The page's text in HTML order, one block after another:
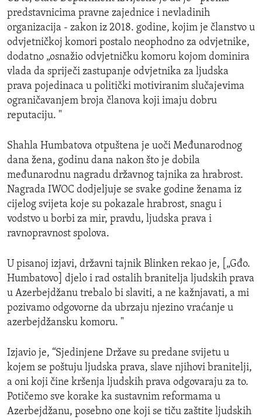
predstavnicima pravne zajednice i nevladinih
organizacija - zakon iz 2018. godine, kojim je članstvo u
odvjetničkoj komori postalo neophodno za odvjetnike,
dodatno „osnažio odvjetničku komoru kojom dominira
vlada da spriječi zastupanje odvjetnika za ljudska
prava pojedinaca u politički motiviranim slučajevima
ograničavanjem broja članova koji imaju dobru
reputaciju. "
Shahla Humbatova otpuštena je uoči Međunarodnog
dana žena, godinu dana nakon što je dobila
međunarodnu nagradu državnog tajnika za hrabrost.
Nagrada IWOC dodjeljuje se svake godine ženama iz
cijelog svijeta koje su pokazale hrabrost, snagu i
vodstvo u borbi za mir, pravdu, ljudska prava i
ravnopravnost spolova.
U pisanoj izjavi, državni tajnik Blinken rekao je, [„Gđo.
Humbatovo] djelo i rad ostalih branitelja ljudskih prava
u Azerbejdžanu trebalo bi slaviti, a ne kažnjavati, a mi
pozivamo odgovorne da ubrzaju njezino vraćanje u
azerbejdžansku komoru. "
Izjavio je, “Sjedinjene Države su predane svijetu u
kojem se poštuju ljudska prava, slave njihovi branitelji,
a oni koji čine kršenja ljudskih prava odgovaraju za to.
Potičemo sve korake ka sustavnim reformama u
Azerbejdžanu, posebno one koji se tiču zaštite ljudskih